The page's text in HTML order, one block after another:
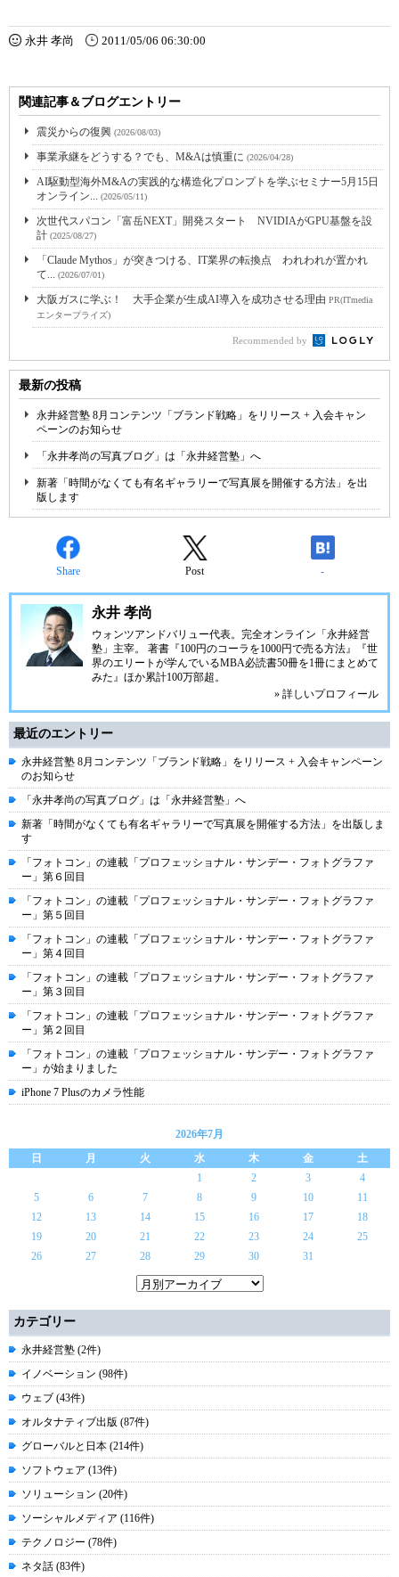
永井 孝尚 2011/05/06 06:30:00
関連記事＆ブログエントリー
震災からの復興 (2026/08/03)
事業承継をどうする？でも、M&Aは慎重に (2026/04/28)
AI駆動型海外M&Aの実践的な構造化プロンプトを学ぶセミナー5月15日
オンライン... (2026/05/11)
次世代スパコン「富岳NEXT」開発スタート NVIDIAがGPU基盤を設
計 (2025/08/27)
「Claude Mythos」が突きつける、IT業界の転換点 われわれが置かれ
て... (2026/07/01)
大阪ガスに学ぶ！ 大手企業が生成AI導入を成功させる理由 PR(ITmedia
エンタープライズ)
Recommended by
最新の投稿
永井経営塾 8月コンテンツ「ブランド戦略」をリリース + 入会キャン
ペーンのお知らせ
「永井孝尚の写真ブログ」は「永井経営塾」へ
新著「時間がなくても有名ギャラリーで写真展を開催する方法」を出
版します
Share Post -
永井 孝尚
ウォンツアンドバリュー代表。完全オンライン「永井経営
塾」主宰。 著書『100円のコーラを1000円で売る方法』『世
界のエリートが学んでいるMBA必読書50冊を1冊にまとめて
みた』ほか累計100万部超。
» 詳しいプロフィール
最近のエントリー
永井経営塾 8月コンテンツ「ブランド戦略」をリリース + 入会キャンペーン
のお知らせ
「永井孝尚の写真ブログ」は「永井経営塾」へ
新著「時間がなくても有名ギャラリーで写真展を開催する方法」を出版しま
す
「フォトコン」の連載「プロフェッショナル・サンデー・フォトグラファ
ー」第６回目
「フォトコン」の連載「プロフェッショナル・サンデー・フォトグラファ
ー」第５回目
「フォトコン」の連載「プロフェッショナル・サンデー・フォトグラファ
ー」第４回目
「フォトコン」の連載「プロフェッショナル・サンデー・フォトグラファ
ー」第３回目
「フォトコン」の連載「プロフェッショナル・サンデー・フォトグラファ
ー」第２回目
「フォトコン」の連載「プロフェッショナル・サンデー・フォトグラファ
ー」が始まりました
iPhone 7 Plusのカメラ性能
2026年7月
日
月 火 水 木 金
土
1
2 3
4
5
6 7 8 9 10
11
12
13 14 15 16 17
18
19
20 21 22 23 24
25
26
27 28 29 30 31
カテゴリー
永井経営塾 (2件)
イノベーション (98件)
ウェブ (43件)
オルタナティブ出版 (87件)
グローバルと日本 (214件)
ソフトウェア (13件)
ソリューション (20件)
ソーシャルメディア (116件)
テクノロジー (78件)
ネタ話 (83件)